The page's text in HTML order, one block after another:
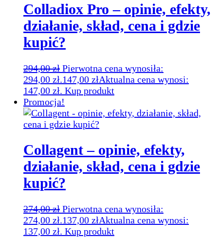
Colladiox Pro – opinie, efekty,
działanie, skład, cena i gdzie
kupić?
294,00zł Pierwotna cena wynosiła:
294,00 zł.147,00 złAktualna cena wynosi:
147,00 zł. Kup produkt
Promocja!
Collagent – opinie, efekty,
działanie, skład, cena i gdzie
kupić?
274,00zł Pierwotna cena wynosiła:
274,00 zł.137,00 złAktualna cena wynosi:
137,00 zł. Kup produkt